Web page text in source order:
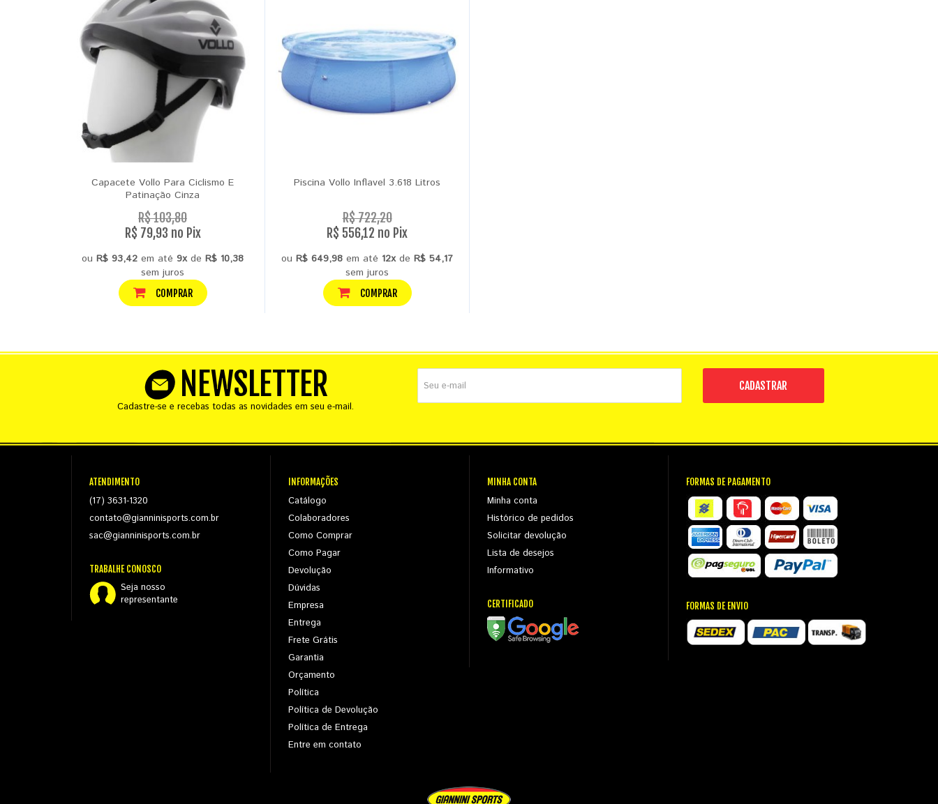
Capacete Vollo Para Ciclismo E
Patinação Cinza
R$ 103,80
R$ 79,93 no Pix
ou R$ 93,42 em até 9xde R$ 10,38
sem juros
COMPRAR
Piscina Vollo Inflavel 3.618 Litros
R$ 722,20
R$ 556,12 no Pix
ou R$ 649,98 em até 12xde R$ 54,17
sem juros
COMPRAR
NEWSLETTER
Cadastre-se e recebas todas as novidades em seu e-mail.
CADASTRAR
ATENDIMENTO
(17) 3631-1320
contato@gianninisports.com.br
sac@gianninisports.com.br
TRABALHE CONOSCO
Seja nosso
representante
INFORMAÇÕES
Catálogo
Colaboradores
Como Comprar
Como Pagar
Devolução
Dúvidas
Empresa
Entrega
Frete Grátis
Garantia
Orçamento
Política
Política de Devolução
Política de Entrega
Entre em contato
MINHA CONTA
Minha conta
Histórico de pedidos
Solicitar devolução
Lista de desejos
Informativo
CERTIFICADO
FORMAS DE PAGAMENTO
FORMAS DE ENVIO